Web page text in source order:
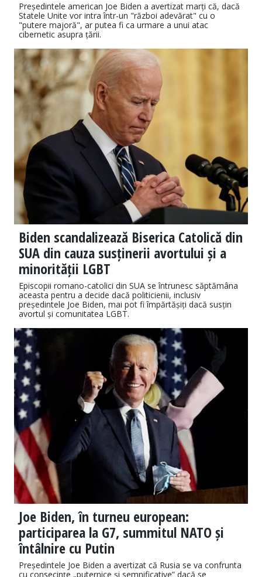
Președintele american Joe Biden a avertizat marți că, dacă
Statele Unite vor intra într-un "război adevărat" cu o
"putere majoră", ar putea fi ca urmare a unui atac
cibernetic asupra țării.
Biden scandalizează Biserica Catolică din
SUA din cauza susținerii avortului și a
minorității LGBT
Episcopii romano-catolici din SUA se întrunesc săptămâna
aceasta pentru a decide dacă politicienii, inclusiv
președintele Joe Biden, mai pot fi împărtășiți dacă susțin
avortul și comunitatea LGBT.
Joe Biden, în turneu european:
participarea la G7, summitul NATO și
întâlnire cu Putin
Președintele Joe Biden a avertizat că Rusia se va confrunta
cu consecinţe „puternice şi semnificative” dacă se